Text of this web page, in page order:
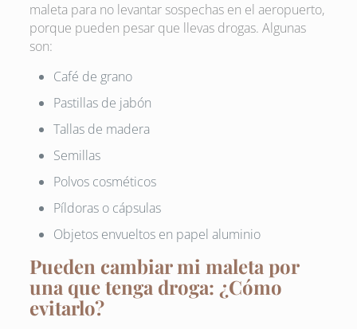
maleta para no levantar sospechas en el aeropuerto,
porque pueden pesar que llevas drogas. Algunas
son:
Café de grano
Pastillas de jabón
Tallas de madera
Semillas
Polvos cosméticos
Píldoras o cápsulas
Objetos envueltos en papel aluminio
Pueden cambiar mi maleta por
una que tenga droga: ¿Cómo
evitarlo?